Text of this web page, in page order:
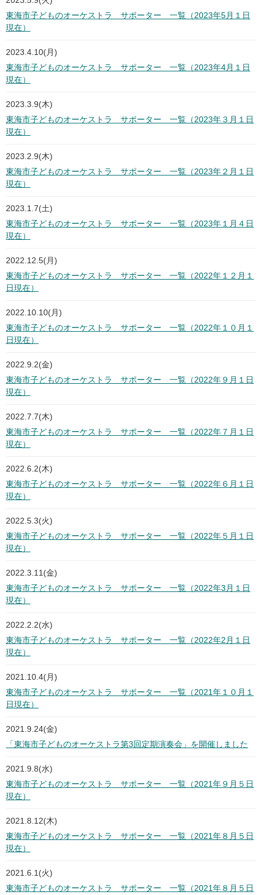
東海市子どものオーケストラ サポーター 一覧（2023年5月１日
現在）
2023.4.10(月)
東海市子どものオーケストラ サポーター 一覧（2023年4月１日
現在）
2023.3.9(木)
東海市子どものオーケストラ サポーター 一覧（2023年３月１日
現在）
2023.2.9(木)
東海市子どものオーケストラ サポーター 一覧（2023年２月１日
現在）
2023.1.7(土)
東海市子どものオーケストラ サポーター 一覧（2023年１月４日
現在）
2022.12.5(月)
東海市子どものオーケストラ サポーター 一覧（2022年１２月１
日現在）
2022.10.10(月)
東海市子どものオーケストラ サポーター 一覧（2022年１０月１
日現在）
2022.9.2(金)
東海市子どものオーケストラ サポーター 一覧（2022年９月１日
現在）
2022.7.7(木)
東海市子どものオーケストラ サポーター 一覧（2022年７月１日
現在）
2022.6.2(木)
東海市子どものオーケストラ サポーター 一覧（2022年６月１日
現在）
2022.5.3(火)
東海市子どものオーケストラ サポーター 一覧（2022年５月１日
現在）
2022.3.11(金)
東海市子どものオーケストラ サポーター 一覧（2022年3月１日
現在）
2022.2.2(水)
東海市子どものオーケストラ サポーター 一覧（2022年2月１日
現在）
2021.10.4(月)
東海市子どものオーケストラ サポーター 一覧（2021年１０月１
日現在）
2021.9.24(金)
「東海市子どものオーケストラ第3回定期演奏会」を開催しました
2021.9.8(水)
東海市子どものオーケストラ サポーター 一覧（2021年９月５日
現在）
2021.8.12(木)
東海市子どものオーケストラ サポーター 一覧（2021年８月５日
現在）
2021.6.1(火)
東海市子どものオーケストラ サポーター 一覧（2021年８月５日